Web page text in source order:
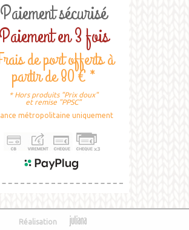
Paiement sécurisé
Paiement en 3 fois
de port offerts à
partir de 80 € *
* Hors produits "Prix doux"
et remise "PPSC"
métropolitaine uniquement
Réalisation